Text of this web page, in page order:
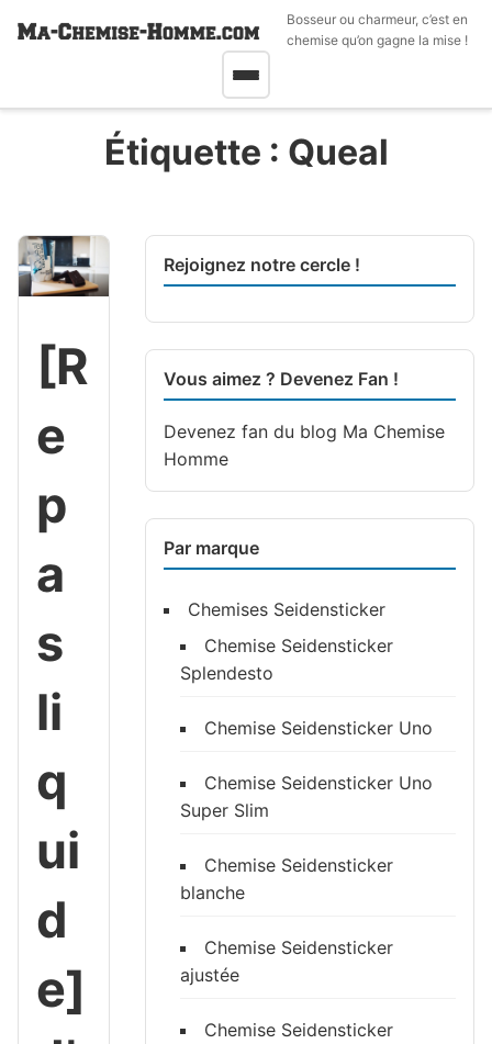
Bosseur ou charmeur, c’est en
chemise qu’on gagne la mise !
Étiquette : Queal
[R
e
p
a
s
li
q
ui
d
e]
Rejoignez notre cercle !
Vous aimez ? Devenez Fan !
Devenez fan du blog Ma Chemise
Homme
Par marque
Chemises Seidensticker
Chemise Seidensticker
Splendesto
Chemise Seidensticker Uno
Chemise Seidensticker Uno
Super Slim
Chemise Seidensticker
blanche
Chemise Seidensticker
ajustée
Chemise Seidensticker